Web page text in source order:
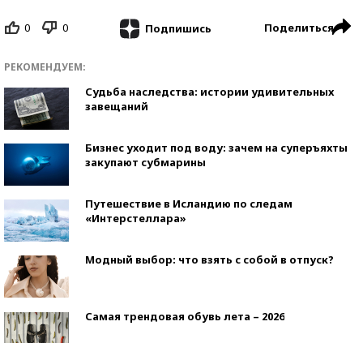
0 0 Подпишись Поделиться
РЕКОМЕНДУЕМ:
Судьба наследства: истории удивительных
завещаний
Бизнес уходит под воду: зачем на суперъяхты
закупают субмарины
Путешествие в Исландию по следам
«Интерстеллара»
Модный выбор: что взять с собой в отпуск?
Самая трендовая обувь лета – 2026